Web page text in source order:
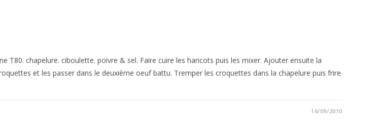
T80. chapelure. ciboulette. poivre & sel. Faire cuire les haricots puis les mixer. Ajouter ensuite la
et les passer dans le deuxième oeuf battu. Tremper les croquettes dans la chapelure puis frire
16/09/2010